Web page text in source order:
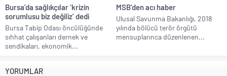
Bursa’da sağlıkçılar ‘krizin
sorumlusu biz değiliz’ dedi
Bursa Tabip Odası öncülüğünde
sıhhat çalışanları dernek ve
sendikaları, ekonomik...
MSB’den acı haber
Ulusal Savunma Bakanlığı, 2018
yılında bölücü terör örgütü
mensuplarınca düzenlenen...
YORUMLAR